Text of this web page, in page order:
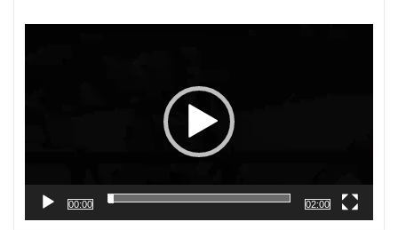
00:00 02:00